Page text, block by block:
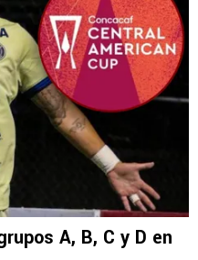
A, B, C y D en